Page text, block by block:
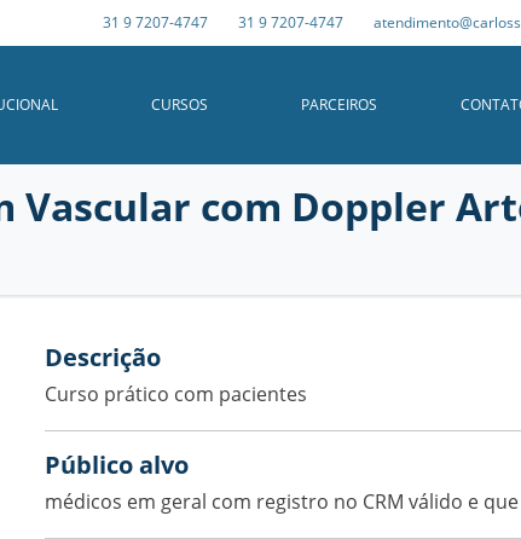
31 9 7207-4747 31 9 7207-4747
CURSOS PARCEIROS
BIÓPSIAS
GINECOLOGIA E OBSTETRÍCIA
Vascular com Doppler
Descrição
Curso prático com pacientes
Público alvo
médicos em geral com registro no CRM válido e